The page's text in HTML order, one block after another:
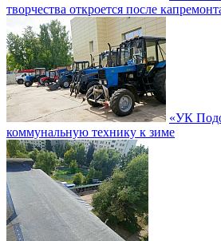
творчества откроется после
«УК
коммунальную технику к зиме